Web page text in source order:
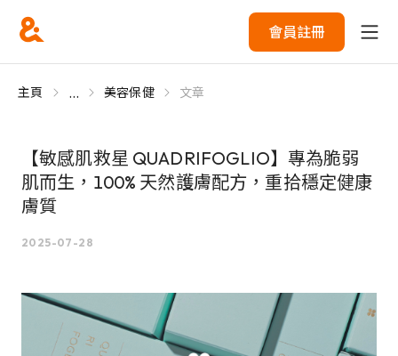
會員註冊
主頁 ... 美容保健 文章
【敏感肌救星 QUADRIFOGLIO】專為脆弱
肌而生，100% 天然護膚配方，重拾穩定健康
膚質
2025-07-28